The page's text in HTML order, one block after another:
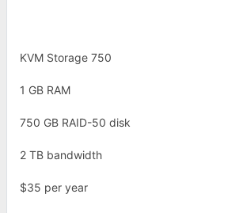
KVM Storage 750
1 GB RAM
750 GB RAID-50 disk
2 TB bandwidth
$35 per year